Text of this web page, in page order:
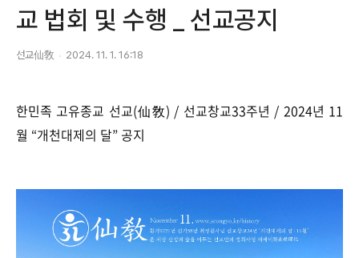
교 법회 및 수행 _ 선교공지
선교仙敎 2024. 11. 1. 16:18
한민족 고유종교 선교(仙敎) / 선교창교33주년 / 2024년 11
월 “개천대제의 달” 공지